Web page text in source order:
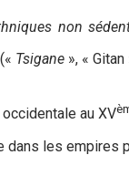
non
Tsigane », «
au XV
les empires